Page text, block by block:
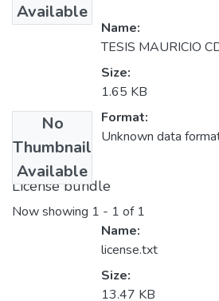
Available
No
Thumbnail
Available
Name:
TESIS MAURICIO
Size:
1.65 KB
Format:
Unknown data
License bundle
Now showing 1 - 1 of 1
Name:
license.txt
Size:
13.47 KB